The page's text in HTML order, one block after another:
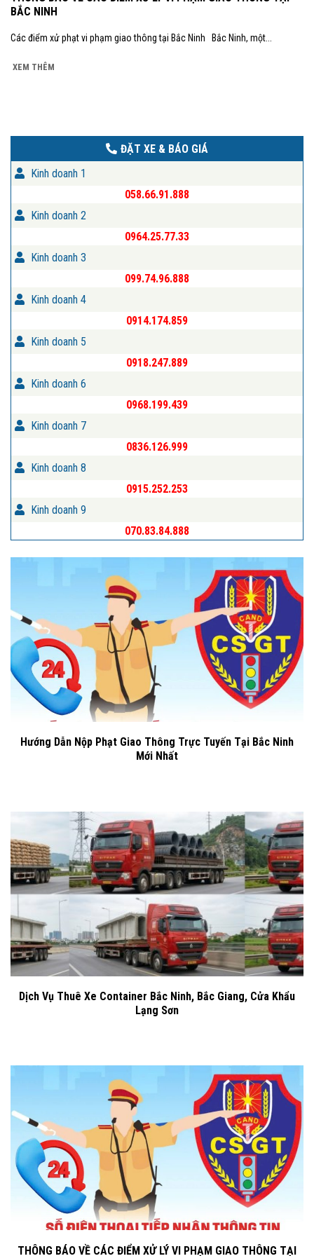
BẮC NINH
Các điểm xử phạt vi phạm giao thông tại Bắc Ninh Bắc Ninh, một...
XEM THÊM
ĐẶT XE & BÁO GIÁ
Kinh doanh 1
058.66.91.888
Kinh doanh 2
0964.25.77.33
Kinh doanh 3
099.74.96.888
Kinh doanh 4
0914.174.859
Kinh doanh 5
0918.247.889
Kinh doanh 6
0968.199.439
Kinh doanh 7
0836.126.999
Kinh doanh 8
0915.252.253
Kinh doanh 9
070.83.84.888
Hướng Dẫn Nộp Phạt Giao Thông Trực Tuyến Tại Bắc Ninh
Mới Nhất
Dịch Vụ Thuê Xe Container Bắc Ninh, Bắc Giang, Cửa Khẩu
Lạng Sơn
THÔNG BÁO VỀ CÁC ĐIỂM XỬ LÝ VI PHẠM GIAO THÔNG TẠI